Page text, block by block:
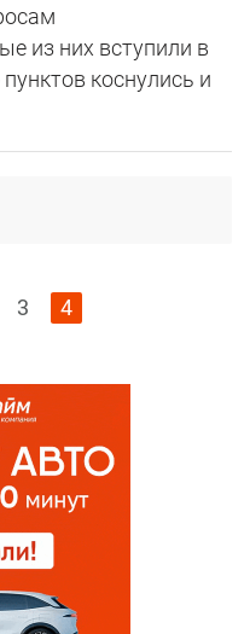
из них вступили в
коснулись и
3 4